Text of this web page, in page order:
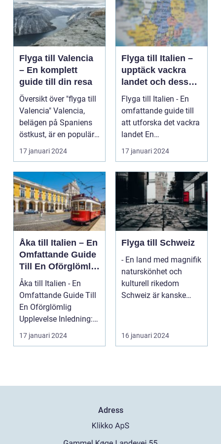
Flyga till Valencia
– En komplett
guide till din resa
Översikt över "flyga till
Valencia" Valencia,
belägen på Spaniens
östkust, är en populär
destinatio...
17 januari 2024
Flyga till Italien –
upptäck vackra
landet och dess
mångfald
Flyga till Italien - En
omfattande guide till
att utforska det vackra
landet En
övergripande, grun...
17 januari 2024
Åka till Italien – En
Omfattande Guide
Till En Oförglömlig
Upplevelse
Åka till Italien - En
Omfattande Guide Till
En Oförglömlig
Upplevelse Inledning:
Italien, ett land...
17 januari 2024
Flyga till Schweiz
- En land med magnifik
naturskönhet och
kulturell rikedom
Schweiz är kanske
16 januari 2024
Adress